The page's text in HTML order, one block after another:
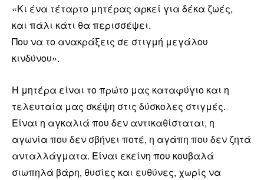
«Κι ένα τέταρτο μητέρας αρκεί για δέκα ζωές,
και πάλι κάτι θα περισσέψει.
Που να το ανακράξεις σε στιγμή μεγάλου
κινδύνου».
Η μητέρα είναι το πρώτο μας καταφύγιο και η
τελευταία μας σκέψη στις δύσκολες στιγμές.
Είναι η αγκαλιά που δεν αντικαθίσταται, η
αγωνία που δεν σβήνει ποτέ, η αγάπη που δεν ζητά
ανταλλάγματα. Είναι εκείνη που κουβαλά
σιωπηλά βάρη, θυσίες και ευθύνες, χωρίς να